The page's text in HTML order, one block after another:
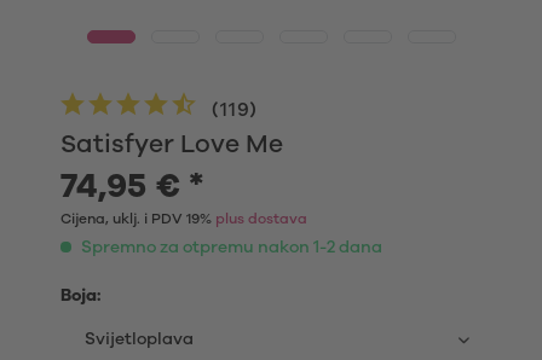
Satisfyer Love Me
(119)
74,95 € *
Cijena, uklj. i PDV 19% plus dostava
Spremno za otpremu nakon 1-2 dana
Boja: